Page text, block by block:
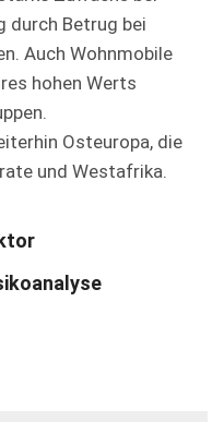
durch Betrug bei
Auch Wohnmobile
hohen Werts
Osteuropa, die
und Westafrika.